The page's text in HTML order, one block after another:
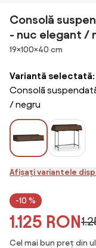
Consolă
- nuc elegant /
Dimensiuni
19×100×40 cm
Variantă selectată:
Consolă
/ negru
Afișați variantele
-10 %
1.125 RON
Cel mai bun preț din